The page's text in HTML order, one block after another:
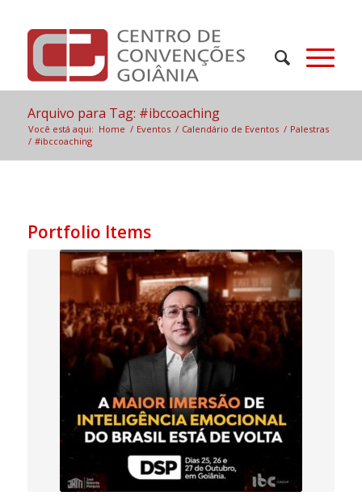
Arquivo para Tag: #ibccoaching
Você está aqui: Home / Eventos / Calendário de Eventos / Palestras
/ #ibccoaching
Portfolio Items